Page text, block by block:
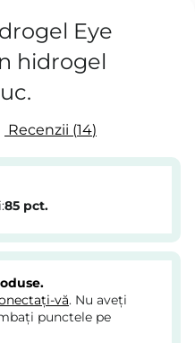
Eye
hidrogel
Recenzii 14
85 pct.
vă. Nu aveți
punctele pe